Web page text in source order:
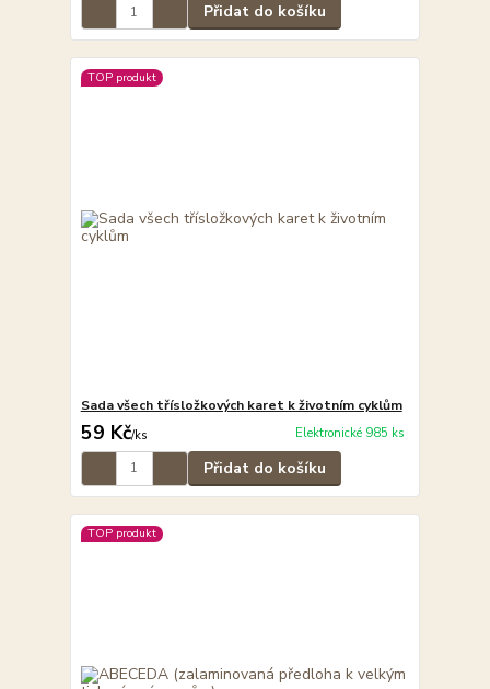
Přidat do košíku
TOP produkt
Sada všech třísložkových karet k životním cyklům
59 Kč/ks Elektronické 985 ks
Přidat do košíku
TOP produkt